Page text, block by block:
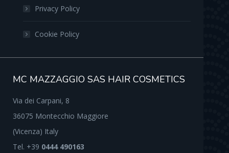
Privacy Policy
Cookie Policy
MC MAZZAGGIO SAS HAIR COSMETICS
Via dei Carpani, 8
36075 Montecchio Maggiore
(Vicenza) Italy
Tel. +39 0444 490163